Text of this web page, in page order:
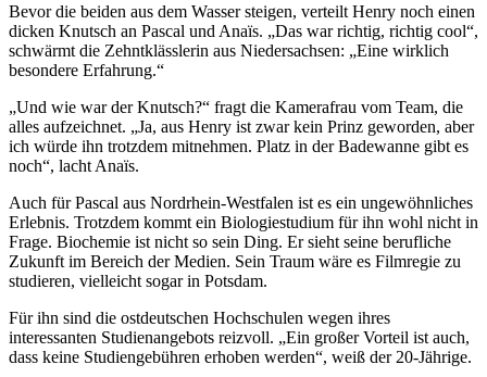
Bevor die beiden aus dem Wasser steigen, verteilt Henry noch einen
dicken Knutsch an Pascal und Anaïs. „Das war richtig, richtig cool“,
schwärmt die Zehntklässlerin aus Niedersachsen: „Eine wirklich
besondere Erfahrung.“
„Und wie war der Knutsch?“ fragt die Kamerafrau vom Team, die
alles aufzeichnet. „Ja, aus Henry ist zwar kein Prinz geworden, aber
ich würde ihn trotzdem mitnehmen. Platz in der Badewanne gibt es
noch“, lacht Anaïs.
Auch für Pascal aus Nordrhein-Westfalen ist es ein ungewöhnliches
Erlebnis. Trotzdem kommt ein Biologiestudium für ihn wohl nicht in
Frage. Biochemie ist nicht so sein Ding. Er sieht seine berufliche
Zukunft im Bereich der Medien. Sein Traum wäre es Filmregie zu
studieren, vielleicht sogar in Potsdam.
Für ihn sind die ostdeutschen Hochschulen wegen ihres
interessanten Studienangebots reizvoll. „Ein großer Vorteil ist auch,
dass keine Studiengebühren erhoben werden“, weiß der 20-Jährige.